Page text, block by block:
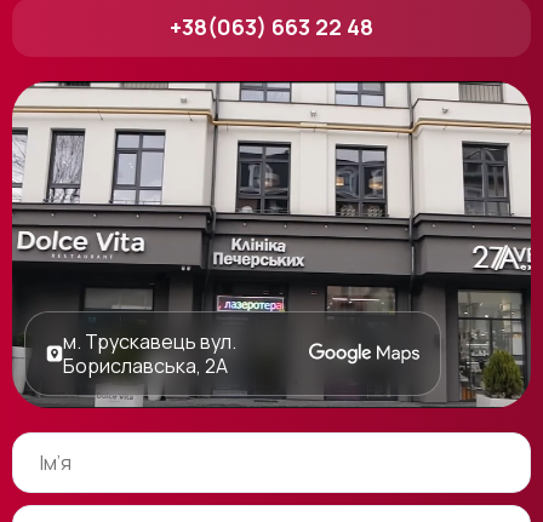
+38(063) 663 22 48
м. Трускавець вул.
Бориславська, 2А